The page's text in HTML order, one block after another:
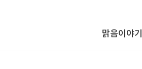
맑음이야기